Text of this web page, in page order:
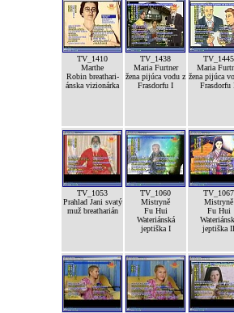
TV_1410
Marthe
Robin breathari-
ánska vizionárka
TV_1438
Maria Furtner
žena pijúca vodu z
Frasdorfu I
TV_1445
Maria
žena pijúca
Frasdorfu
TV_1053
Prahlad Jani svatý
muž breatharián
TV_1060
Mistryně
Fu Hui
Wateriánská
jeptiška I
TV_1067
Mistryně
Fu Hui
jeptiška II